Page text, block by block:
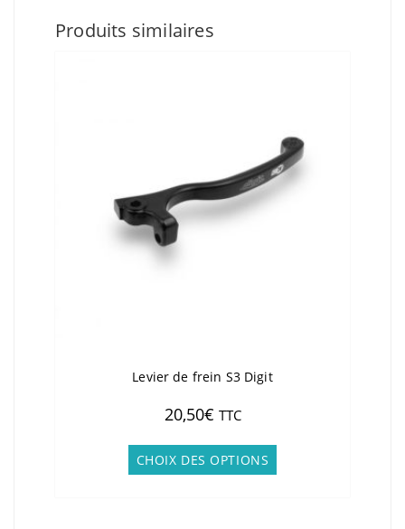
Produits similaires
Levier de frein S3 Digit
20,50€ TTC
CHOIX DES OPTIONS
a